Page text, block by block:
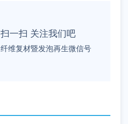
扫一扫 关注我们吧
纤维复材暨发泡再生微信号